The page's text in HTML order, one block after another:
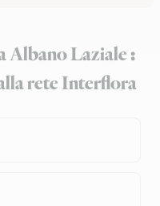
Albano Laziale :
rete Interflora